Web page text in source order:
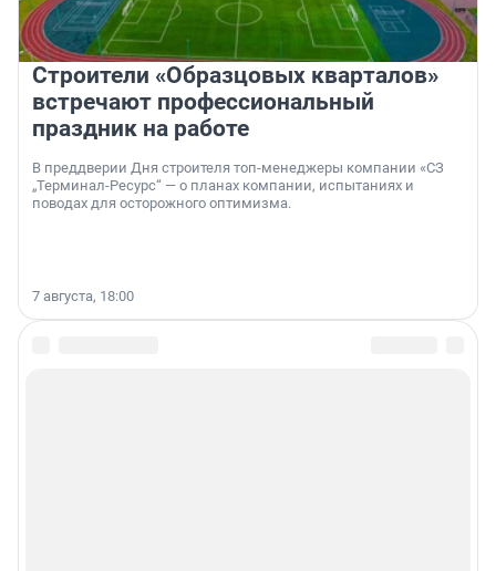
Строители «Образцовых кварталов»
встречают профессиональный
праздник на работе
В преддверии Дня строителя топ-менеджеры компании «СЗ
„Терминал-Ресурс“ — о планах компании, испытаниях и
поводах для осторожного оптимизма.
7 августа, 18:00